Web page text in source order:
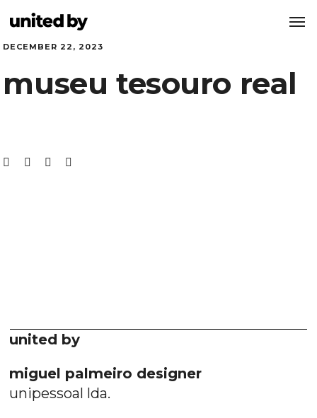
DECEMBER 22, 2023
museu tesouro real
united by
miguel palmeiro designer
unipessoal lda.